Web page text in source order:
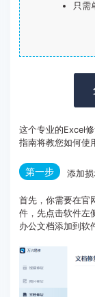
只需
这个专业的Excel
指南将教您如何使
第一步 添加
首先，你需要在官
件，先点击软件左
办公文档添加到软